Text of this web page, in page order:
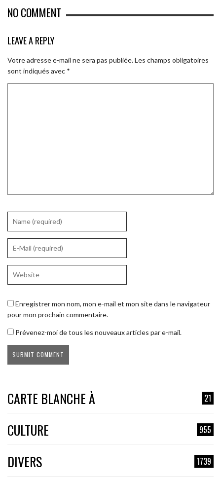
NO COMMENT
LEAVE A REPLY
Votre adresse e-mail ne sera pas publiée.Les champs obligatoires
sont indiqués avec *
Enregistrer mon nom, mon e-mail et mon site dans le navigateur
pour mon prochain commentaire.
Prévenez-moi de tous les nouveaux articles par e-mail.
CARTE BLANCHE À 21
CULTURE 955
DIVERS 1739